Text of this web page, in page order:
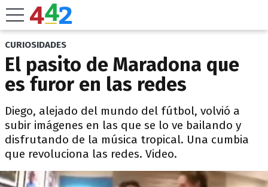
CURIOSIDADES
El pasito de Maradona que
es furor en las redes
Diego, alejado del mundo del fútbol, volvió a
subir imágenes en las que se lo ve bailando y
disfrutando de la música tropical. Una cumbia
que revoluciona las redes. Video.